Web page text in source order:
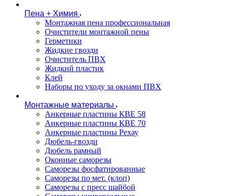
Пена + Химия
Монтажная пена профессиональная
Очистители монтажной пены
Герметики
Жидкие гвозди
Очиститель ПВХ
Жидкий пластик
Клей
Наборы по уходу за окнами ПВХ
Монтажные материалы
Анкерные пластины КВЕ 58
Анкерные пластины КВЕ 70
Анкерные пластины Рехау
Дюбель-гвозди
Дюбель рамный
Оконные саморезы
Саморезы фосфатированные
Саморезы по мет. (клоп)
Саморезы с пресс шайбой